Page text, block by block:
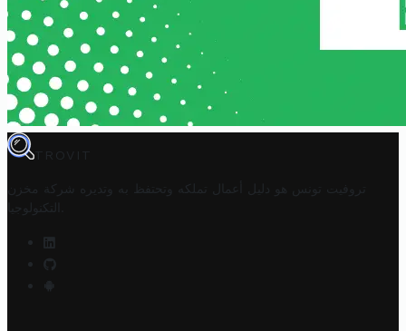
TROVIT
تروفيت تونس هو دليل أعمال تملكه وتحتفظ به وتديره
شركة مخزن
التكنولوجيا